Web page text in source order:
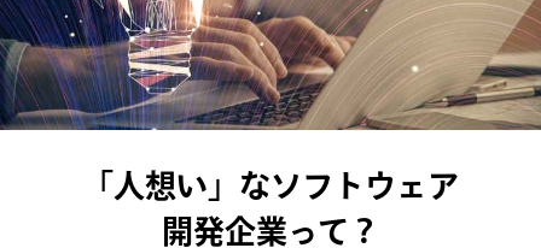
「人想い」なソフトウェア
開発企業って？